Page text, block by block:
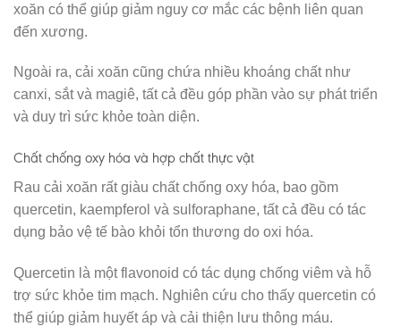
xoăn có thể giúp giảm nguy cơ mắc các bệnh liên quan
đến xương.
Ngoài ra, cải xoăn cũng chứa nhiều khoáng chất như
canxi, sắt và magiê, tất cả đều góp phần vào sự phát triển
và duy trì sức khỏe toàn diện.
Chất chống oxy hóa và hợp chất thực vật
Rau cải xoăn rất giàu chất chống oxy hóa, bao gồm
quercetin, kaempferol và sulforaphane, tất cả đều có tác
dụng bảo vệ tế bào khỏi tổn thương do oxi hóa.
Quercetin là một flavonoid có tác dụng chống viêm và hỗ
trợ sức khỏe tim mạch. Nghiên cứu cho thấy quercetin có
thể giúp giảm huyết áp và cải thiện lưu thông máu.